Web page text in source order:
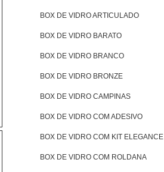
BOX DE VIDRO ARTICULADO
BOX DE VIDRO BARATO
BOX DE VIDRO BRANCO
BOX DE VIDRO BRONZE
BOX DE VIDRO CAMPINAS
BOX DE VIDRO COM ADESIVO
BOX DE VIDRO COM KIT ELEGANCE
BOX DE VIDRO COM ROLDANA